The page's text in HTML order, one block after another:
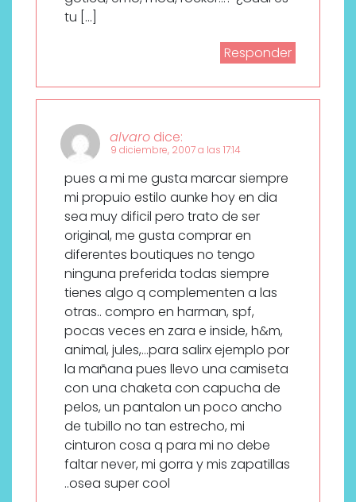
tu […]
Responder
alvaro dice:
9 diciembre, 2007 a las 17:14
pues a mi me gusta marcar siempre
mi propuio estilo aunke hoy en dia
sea muy dificil pero trato de ser
original, me gusta comprar en
diferentes boutiques no tengo
ninguna preferida todas siempre
tienes algo q complementen a las
otras.. compro en harman, spf,
pocas veces en zara e inside, h&m,
animal, jules,…para salirx ejemplo por
la mañana pues llevo una camiseta
con una chaketa con capucha de
pelos, un pantalon un poco ancho
de tubillo no tan estrecho, mi
cinturon cosa q para mi no debe
faltar never, mi gorra y mis zapatillas
..osea super cool